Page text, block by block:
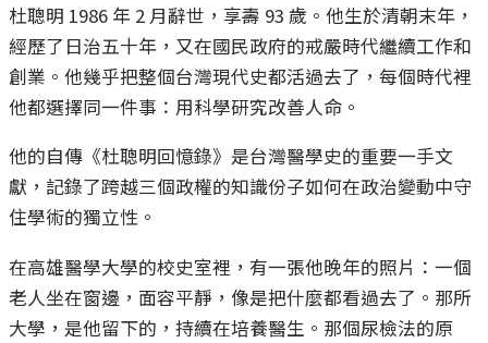
杜聰明 1986 年 2 月辭世，享壽 93 歲。他生於清朝末年，
經歷了日治五十年，又在國民政府的戒嚴時代繼續工作和
創業。他幾乎把整個台灣現代史都活過去了，每個時代裡
他都選擇同一件事：用科學研究改善人命。
他的自傳《杜聰明回憶錄》是台灣醫學史的重要一手文
獻，記錄了跨越三個政權的知識份子如何在政治變動中守
住學術的獨立性。
在高雄醫學大學的校史室裡，有一張他晚年的照片：一個
老人坐在窗邊，面容平靜，像是把什麼都看過去了。那所
大學，是他留下的，持續在培養醫生。那個尿檢法的原